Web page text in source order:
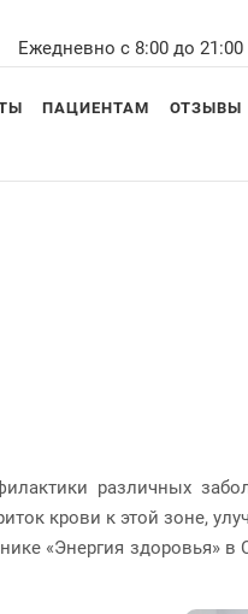
Ежедневно с 8:00 до 21:00
ПАЦИЕНТАМ ОТЗЫВЫ
различных
крови к этой зоне,
«Энергия здоровья» в